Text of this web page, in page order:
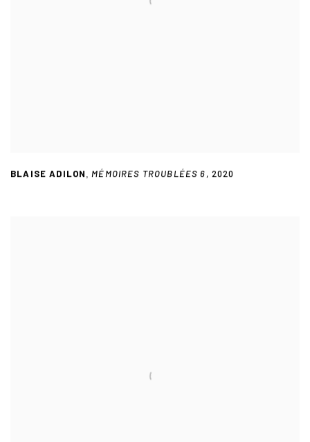
BLAISE ADILON ,MÉMOIRES TROUBLÉES 6, 2020